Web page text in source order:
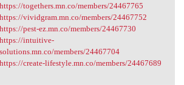
https://togethers.mn.co/members/24467765
https://vividgram.mn.co/members/24467752
https://pest-ez.mn.co/members/24467730
https://intuitive-
solutions.mn.co/members/24467704
https://create-lifestyle.mn.co/members/24467689